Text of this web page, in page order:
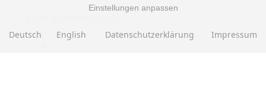
Einstellungen anpassen
Deutsch English Datenschutzerklärung Impressum